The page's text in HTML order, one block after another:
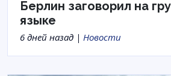
Берлин заговорил на
языке
6 дней назад | Новости